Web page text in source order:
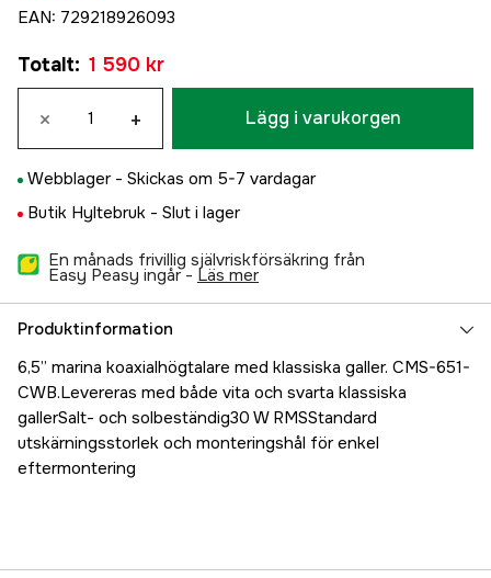
EAN: 729218926093
Totalt: 1 590 kr
× + Lägg i varukorgen
Webblager - Skickas om 5-7 vardagar
Butik Hyltebruk - Slut i lager
En månads frivillig självriskförsäkring från
Easy Peasy ingår - läs mer
Produktinformation
6,5” marina koaxialhögtalare med klassiska galler. CMS-651-
CWB.Levereras med både vita och svarta klassiska
gallerSalt- och solbeständig30 W RMSStandard
utskärningsstorlek och monteringshål för enkel
eftermontering